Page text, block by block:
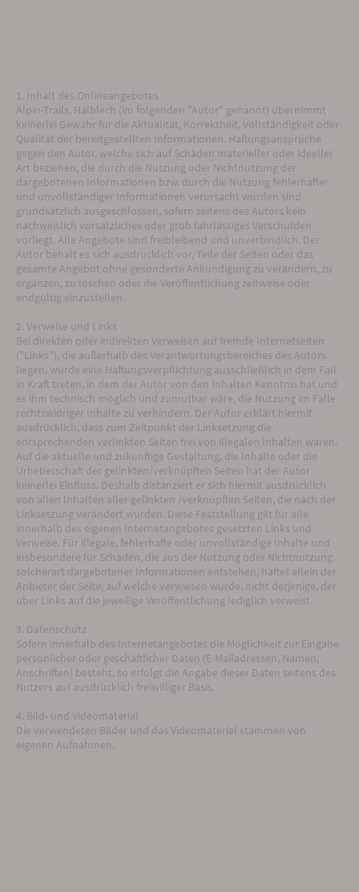
1. Inhalt des Onlineangebotes
Alpin-Trails, Halblech (im folgenden "Autor" genannt) übernimmt
keinerlei Gewähr für die Aktualität, Korrektheit, Vollständigkeit oder
Qualität der bereitgestellten Informationen. Haftungsansprüche
gegen den Autor, welche sich auf Schäden materieller oder ideeller
Art beziehen, die durch die Nutzung oder Nichtnutzung der
dargebotenen Informationen bzw. durch die Nutzung fehlerhafter
und unvollständiger Informationen verursacht wurden sind
grundsätzlich ausgeschlossen, sofern seitens des Autors kein
nachweislich vorsätzliches oder grob fahrlässiges Verschulden
vorliegt. Alle Angebote sind freibleibend und unverbindlich. Der
Autor behält es sich ausdrücklich vor, Teile der Seiten oder das
gesamte Angebot ohne gesonderte Ankündigung zu verändern, zu
ergänzen, zu löschen oder die Veröffentlichung zeitweise oder
endgültig einzustellen.
2. Verweise und Links
Bei direkten oder indirekten Verweisen auf fremde Internetseiten
("Links"), die außerhalb des Verantwortungsbereiches des Autors
liegen, würde eine Haftungsverpflichtung ausschließlich in dem Fall
in Kraft treten, in dem der Autor von den Inhalten Kenntnis hat und
es ihm technisch möglich und zumutbar wäre, die Nutzung im Falle
rechtswidriger Inhalte zu verhindern. Der Autor erklärt hiermit
ausdrücklich, dass zum Zeitpunkt der Linksetzung die
entsprechenden verlinkten Seiten frei von illegalen Inhalten waren.
Auf die aktuelle und zukünftige Gestaltung, die Inhalte oder die
Urheberschaft der gelinkten/verknüpften Seiten hat der Autor
keinerlei Einfluss. Deshalb distanziert er sich hiermit ausdrücklich
von allen Inhalten aller gelinkten /verknüpften Seiten, die nach der
Linksetzung verändert wurden. Diese Feststellung gilt für alle
innerhalb des eigenen Internetangebotes gesetzten Links und
Verweise. Für illegale, fehlerhafte oder unvollständige Inhalte und
insbesondere für Schäden, die aus der Nutzung oder Nichtnutzung
solcherart dargebotener Informationen entstehen, haftet allein der
Anbieter der Seite, auf welche verwiesen wurde, nicht derjenige, der
über Links auf die jeweilige Veröffentlichung lediglich verweist.
3. Datenschutz
Sofern innerhalb des Internetangebotes die Möglichkeit zur Eingabe
persönlicher oder geschäftlicher Daten (E-Mailadressen, Namen,
Anschriften) besteht, so erfolgt die Angabe dieser Daten seitens des
Nutzers auf ausdrücklich freiwilliger Basis.
4. Bild- und Videomaterial
Die verwendeten Bilder und das Videomaterial stammen von
eigenen Aufnahmen.